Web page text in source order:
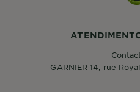
GARNIER 14, rue